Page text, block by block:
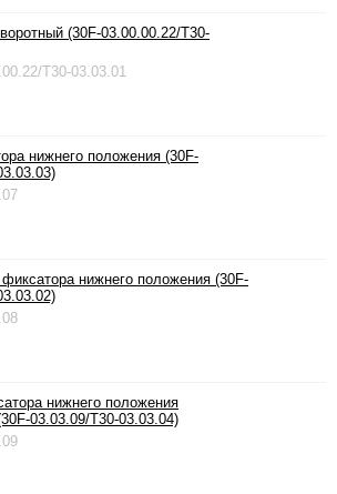
(30F-03.00.00.22/T30-
T30-03.03.01
нижнего положения (30F-
нижнего положения (30F-
нижнего положения
03.03.09/T30-03.03.04)